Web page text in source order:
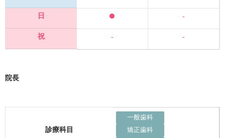
日
祝 -
-
-
院長
診療科目
一般歯科
矯正歯科